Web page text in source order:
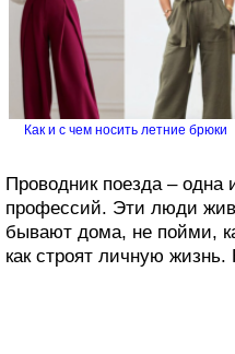
Как и с чем носить летние брюки
Проводник поезда – одна
профессий. Эти люди
бывают дома, не пойми,
как строят личную